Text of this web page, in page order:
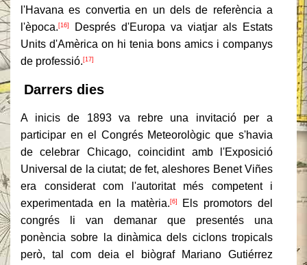
l'Havana es convertia en un dels de referència a
l'època. [16]
Després d'Europa va viatjar als Estats
Units d'Amèrica on hi tenia bons amics i companys
de professió. [17]
Darrers dies
A inicis de 1893 va rebre una invitació per a
participar en el Congrés Meteorològic que s'havia
de celebrar Chicago, coincidint amb l'Exposició
Universal de la ciutat; de fet, aleshores Benet Viñes
era considerat com l'autoritat més competent i
experimentada en la matèria. [6]
Els promotors del
congrés li van demanar que presentés una
ponència sobre la dinàmica dels ciclons tropicals
però, tal com deia el biògraf Mariano Gutiérrez